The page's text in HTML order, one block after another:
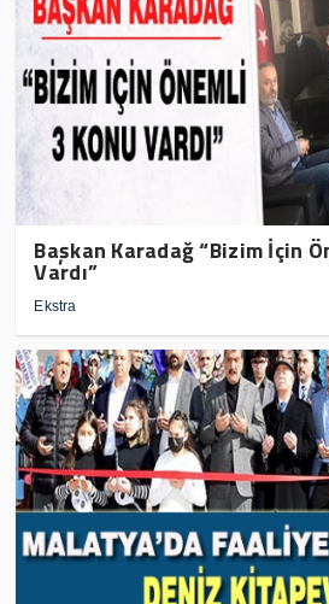
Başkan Karadağ “Bizim İçin
Vardı”
Ekstra